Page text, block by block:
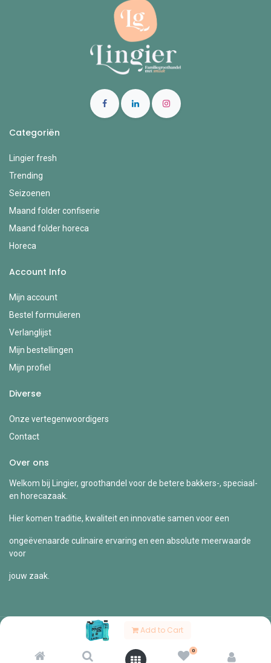
Add to Cart
0
Categoriën
Lingier fresh
Trending
Seizoenen
Maand folder confiserie
Maand folder horeca
Horeca
Account Info
Mijn account
Bestel formulieren
Verlanglijst
Mijn bestellingen
Mijn profiel
Diverse
Onze vertegenwoordigers
Contact
Over ons
Welkom bij Lingier, groothandel voor de betere bakkers-, speciaal-
en horecazaak.
Hier komen traditie, kwaliteit en innovatie samen voor een
ongeëvenaarde culinaire ervaring en een absolute meerwaarde
voor
jouw zaak.
Copyright © Lingier
Nederlands (BE)